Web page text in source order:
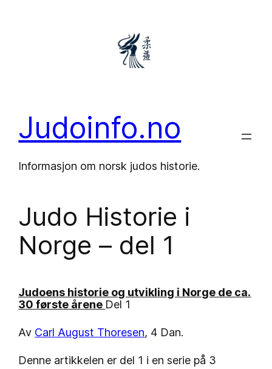
Judoinfo.no
Informasjon om norsk judos historie.
Judo Historie i
Norge – del 1
Judoens historie og utvikling i Norge de ca.
30 første årene Del 1
Av Carl August Thoresen, 4 Dan.
Denne artikkelen er del 1 i en serie på 3